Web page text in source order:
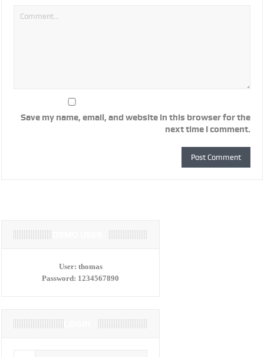
Save my name, email, and website in this browser for the
next time I comment.
User: thomas
Password: 1234567890